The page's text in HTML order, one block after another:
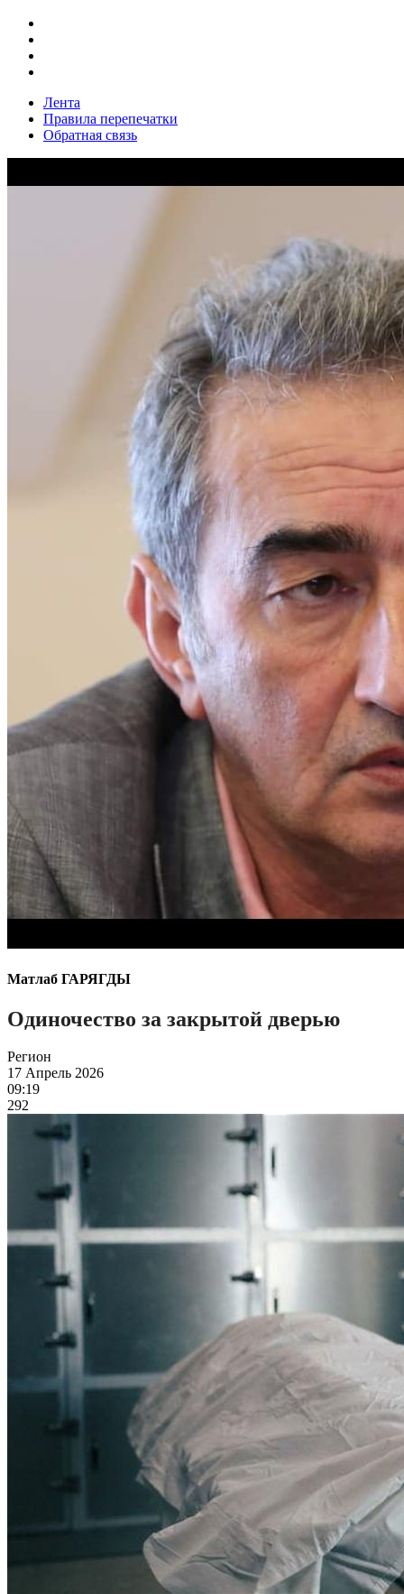
Лента
Правила перепечатки
Обратная связь
Матлаб ГАРЯГДЫ
Одиночество за закрытой дверью
Регион
17 Апрель 2026
09:19
292